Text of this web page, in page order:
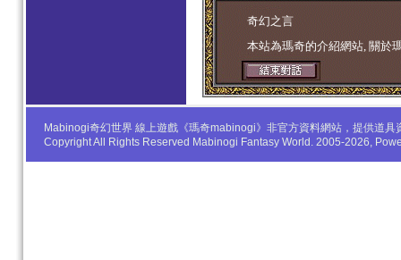
学生妹 奇幻之言
本站為瑪奇的介紹網站, 關於
Mabinogi奇幻世界 線上遊戲《瑪奇mabinogi》非官方資料網站，提供道
Copyright All Rights Reserved Mabinogi Fantasy World. 2005-2026,